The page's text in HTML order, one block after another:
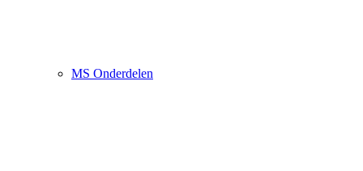
MS Onderdelen